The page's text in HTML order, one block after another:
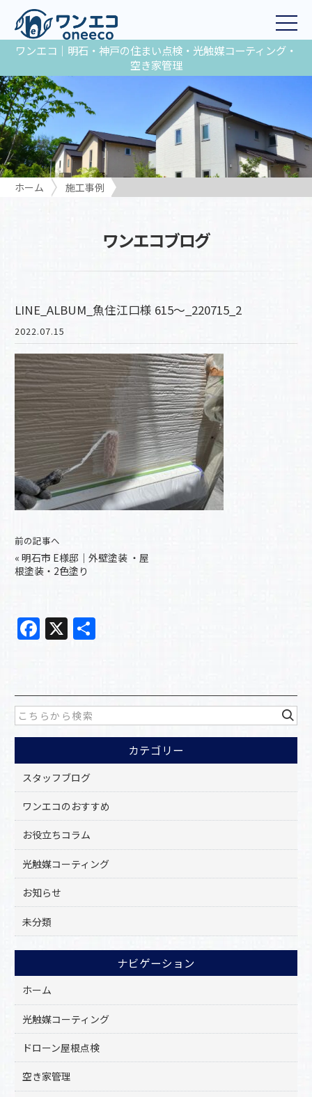
ワンエコ｜明石・神戸の住まい点検・光触媒コーティング・
空き家管理
ホーム
施工事例
ワンエコブログ
LINE_ALBUM_魚住江口様 615〜_220715_2
2022.07.15
前の記事へ
« 明石市 E様邸｜外壁塗装 ・屋
根塗装・2色塗り
F
a
e
b
o
o
k
X
カテゴリー
スタッフブログ
ワンエコのおすすめ
お役立ちコラム
光触媒コーティング
お知らせ
未分類
ナビゲーション
ホーム
光触媒コーティング
ドローン屋根点検
空き家管理